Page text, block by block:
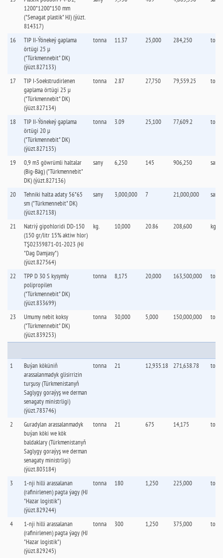
1200*1200*150 mm
("Senagat plastik" HJ) (ýüzt.
814317)
16
TIP II-Ýönekeý gaplama
örtügi 25 µ
("Türkmennebit" DK)
(ýüzt.827133)
tonna 11.37 25,000 284,250
17
TIP I-Soekstrudirlenen
gaplama örtügi 25 µ
("Türkmennebit" DK)
(ýüzt.827134)
tonna 2.87 27,750 79,559.25
18
TIP II-Ýönekeý gaplama
örtügi 20 µ
("Türkmennebit" DK)
(ýüzt.827135)
tonna 3.09 25,100 77,609.2
19
0,9 m3 göwrümli haltalar
(Big-Bäg) ("Türkmennebit"
DK) (ýüzt.827136)
sany 6,250 145 906,250 sany
20
Tehniki halta adaty 56*65
sm ("Türkmennebit" DK)
(ýüzt.827138)
sany 3,000,000 7 21,000,000 sany
21
Natriý gipohloridi DD-150
(150 gr/litr 15% aktiw hlor)
TŞ02359871-01-2023 (HJ
"Dag Damjasy")
(ýüzt.827564)
kg. 10,000 20.86 208,600 kg.
22
TPP D 30 S kysymly
polipropilen
("Türkmennebit" DK)
(ýüzt.833699)
tonna 8,175 20,000 163,500,000
23
Umumy nebit koksy
("Türkmennebit" DK)
(ýüzt.839253)
tonna 30,000 5,000 150,000,000
1
Buýan köküniň
arassalanmadyk glisirrizin
turşusy (Türkmenistanyň
Saglygy goraýyş we derman
senagaty ministrligi)
(ýüzt.783746)
tonna 21 12,935.18 271,638.78
2
Guradylan arassalanmadyk
buýan köki we kök
baldaklary (Türkmenistanyň
Saglygy goraýyş we derman
senagaty ministrligi)
(ýüzt.803184)
tonna 21 675 14,175
3
1-nji hilli arassalanan
(rafinirlenen) pagta ýagy (HJ
"Hazar logistik")
(ýüzt.829244)
tonna 180 1,250 225,000
4
1-nji hilli arassalanan
(rafinirlenen) pagta ýagy (HJ
"Hazar logistik")
(ýüzt.829245)
tonna 300 1,250 375,000